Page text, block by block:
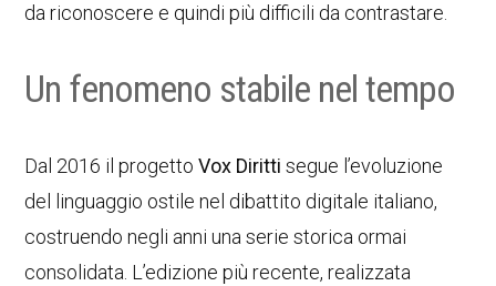
da riconoscere e quindi più difficili da contrastare.
Un fenomeno stabile nel tempo
Dal 2016 il progettoVox Diritti segue l’evoluzione
del linguaggio ostile nel dibattito digitale italiano,
costruendo negli anni una serie storica ormai
consolidata. L’edizione più recente, realizzata